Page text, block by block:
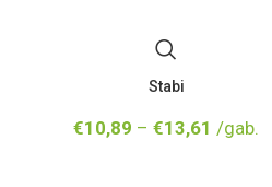
Stabi
€10,89 –€13,61 /gab.